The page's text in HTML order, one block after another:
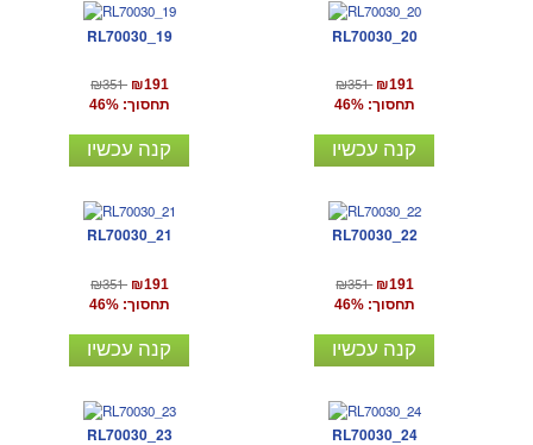
RL70030_19
₪351 ₪191
תחסוך: 46%
קנה עכשיו
RL70030_20
₪351 ₪191
תחסוך: 46%
קנה עכשיו
RL70030_21
₪351 ₪191
תחסוך: 46%
קנה עכשיו
RL70030_22
₪351 ₪191
תחסוך: 46%
קנה עכשיו
RL70030_23 RL70030_24